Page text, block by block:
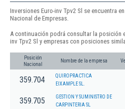
Inversiones Euro-inv Tpv2 Sl se encuentra
Nacional de Empresas.
A continuación podrá consultar la posición
inv Tpv2 Sl y empresas con posiciones
Posición
Nacional
Nombre de la empresa
359.704
QUIROPRACTICA
EIXAMPLE SL.
359.705
GESTION Y SUMINISTRO DE
CARPINTERIA SL